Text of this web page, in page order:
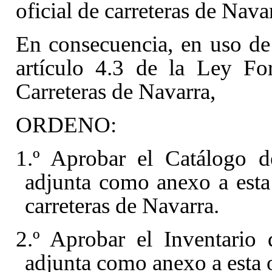
oficial de carreteras de
En consecuencia, en uso
artículo 4.3 de la Ley
Carreteras de Navarra,
ORDENO:
1.º Aprobar el Catálogo
adjunta como anexo a
carreteras de Navarra.
2.º Aprobar el Inventario
adjunta como anexo a esta